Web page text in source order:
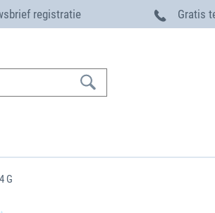
registratie Gratis
G